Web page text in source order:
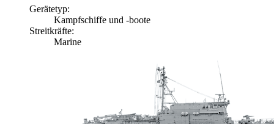
Gerätetyp:
Kampfschiffe und -boote
Streitkräfte:
Marine